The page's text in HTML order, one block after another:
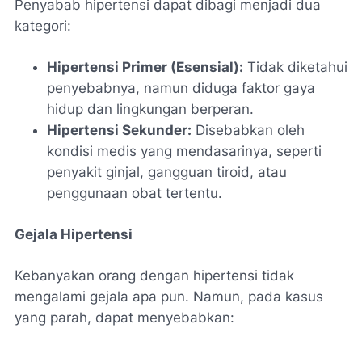
Penyabab hipertensi dapat dibagi menjadi dua
kategori:
Hipertensi Primer (Esensial): Tidak diketahui
penyebabnya, namun diduga faktor gaya
hidup dan lingkungan berperan.
Hipertensi Sekunder: Disebabkan oleh
kondisi medis yang mendasarinya, seperti
penyakit ginjal, gangguan tiroid, atau
penggunaan obat tertentu.
Gejala Hipertensi
Kebanyakan orang dengan hipertensi tidak
mengalami gejala apa pun. Namun, pada kasus
yang parah, dapat menyebabkan: